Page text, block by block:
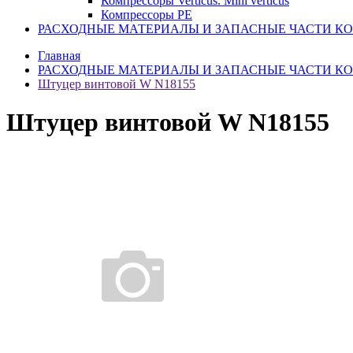
Компрессоры PE
РАСХОДНЫЕ МАТЕРИАЛЫ И ЗАПАСНЫЕ ЧАСТИ
Главная
РАСХОДНЫЕ МАТЕРИАЛЫ И ЗАПАСНЫЕ ЧАСТИ
Штуцер винтовой W N18155
Штуцер винтовой W N18155